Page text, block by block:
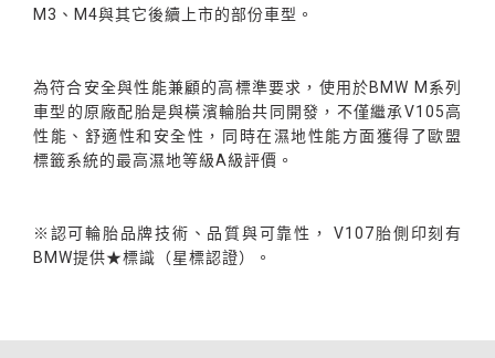
M3、M4與其它後續上市的部份車型。
為符合安全與性能兼顧的高標準要求，使用於BMW M系列
車型的原廠配胎是與橫濱輪胎共同開發，不僅繼承V105高
性能、舒適性和安全性，同時在濕地性能方面獲得了歐盟
標籤系統的最高濕地等級A級評價。
※認可輪胎品牌技術、品質與可靠性， V107胎側印刻有
BMW提供★標識（星標認證）。